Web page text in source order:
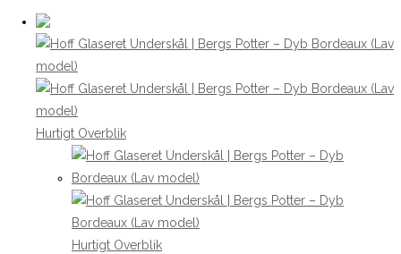
Hurtigt Overblik
Hurtigt Overblik